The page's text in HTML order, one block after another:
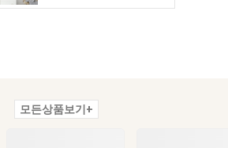
모든상품보기+